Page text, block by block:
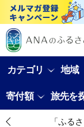
カテゴリ 地域
寄付額 旅先を
「ふる